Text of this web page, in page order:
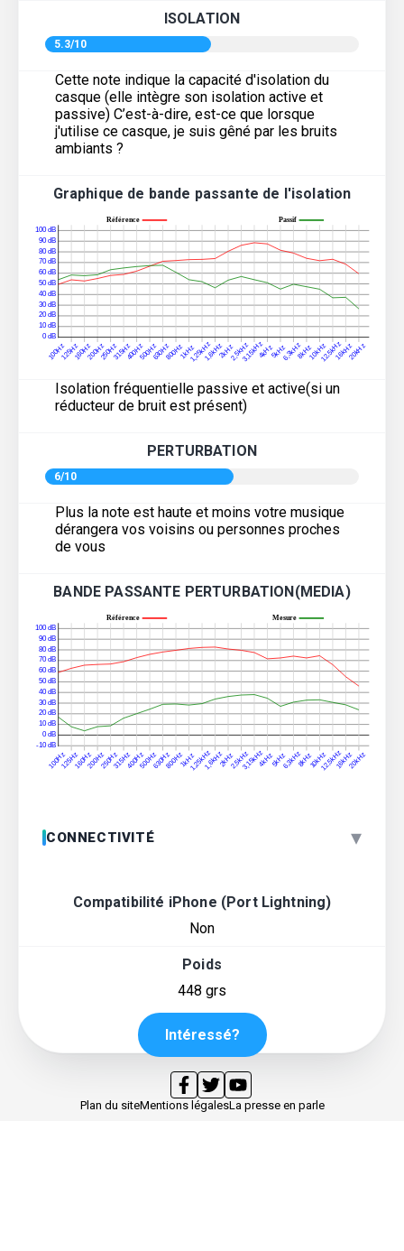
ISOLATION
5.3/10
Cette note indique la capacité d'isolation du
casque (elle intègre son isolation active et
passive) C’est-à-dire, est-ce que lorsque
j'utilise ce casque, je suis gêné par les bruits
ambiants ?
Graphique de bande passante de l'isolation
Isolation fréquentielle passive et active(si un
réducteur de bruit est présent)
PERTURBATION
6/10
Plus la note est haute et moins votre musique
dérangera vos voisins ou personnes proches
de vous
BANDE PASSANTE PERTURBATION(MEDIA)
CONNECTIVITÉ ▾
Compatibilité iPhone (Port Lightning)
Non
Poids
448 grs
Intéressé?
Plan du siteMentions légalesLa presse en parle